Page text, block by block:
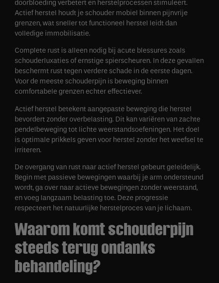
doorbloeding verbetert en herstelprocessen stimuleert.
Actief herstel houdt je schouder mobiel binnen pijnvrije
grenzen, wat sneller tot functioneel herstel leidt dan
volledige immobilisatie.
Complete rust is alleen nodig bij acute blessures zoals
schouderluxaties of ernstige spierscheuren. In deze gevallen
beschermt rust tegen verdere schade in de eerste dagen.
Voor de meeste schouderpijn is beweging binnen
comfortabele grenzen echter effectiever.
Actief herstel betekent aangepaste beweging die herstel
bevordert zonder overbelasting. Dit kan variëren van zachte
pendelbeweging tot lichte weerstandsoefeningen. Het doel
is optimale prikkels geven voor herstel zonder het weefsel te
irriteren.
De overgang van rust naar actief herstel gebeurt geleidelijk.
Begin met passieve bewegingen waarbij je arm ondersteund
wordt, ga over naar actieve bewegingen zonder weerstand,
en voeg langzaam belasting toe. Deze progressie
respecteert het natuurlijke herstelproces van je lichaam.
Waarom komt schouderpijn
steeds terug ondanks
behandeling?